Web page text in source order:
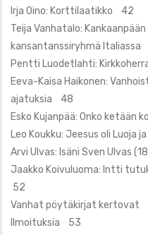
Irja Oino: Korttilaatikko 42
Teija Vanhatalo:
kansantanssiryhmä
Pentti Luodetlahti:
Eeva-Kaisa Haikonen:
ajatuksia 48
Esko Kujanpää: Onko ketään
Leo Koukku: Jeesus oli Luoja
Arvi Ulvas: Isäni Sven Ulvas
Jaakko Koivuluoma: Intti
52
Vanhat pöytäkirjat kertovat
Ilmoituksia 53